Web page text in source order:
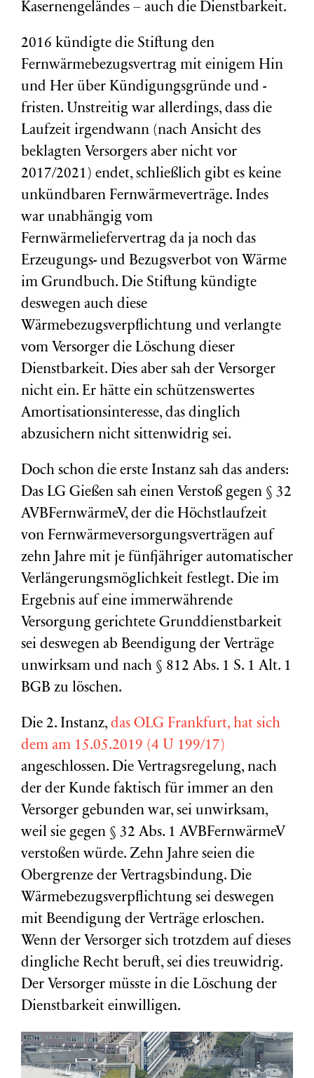
Kasernengeländes – auch die Dienstbarkeit.
2016 kündigte die Stiftung den
Fernwärmebezugsvertrag mit einigem Hin
und Her über Kündigungsgründe und -
fristen. Unstreitig war allerdings, dass die
Laufzeit irgendwann (nach Ansicht des
beklagten Versorgers aber nicht vor
2017/2021) endet, schließlich gibt es keine
unkündbaren Fernwärmeverträge. Indes
war unabhängig vom
Fernwärmeliefervertrag da ja noch das
Erzeugungs- und Bezugsverbot von Wärme
im Grundbuch. Die Stiftung kündigte
deswegen auch diese
Wärmebezugsverpflichtung und verlangte
vom Versorger die Löschung dieser
Dienstbarkeit. Dies aber sah der Versorger
nicht ein. Er hätte ein schützenswertes
Amortisationsinteresse, das dinglich
abzusichern nicht sittenwidrig sei.
Doch schon die erste Instanz sah das anders:
Das LG Gießen sah einen Verstoß gegen § 32
AVBFernwärmeV, der die Höchstlaufzeit
von Fernwärmeversorgungsverträgen auf
zehn Jahre mit je fünfjähriger automatischer
Verlängerungsmöglichkeit festlegt. Die im
Ergebnis auf eine immerwährende
Versorgung gerichtete Grunddienstbarkeit
sei deswegen ab Beendigung der Verträge
unwirksam und nach § 812 Abs. 1 S. 1 Alt. 1
BGB zu löschen.
Die 2. Instanz,das OLG Frankfurt, hat sich
dem am 15.05.2019 (4 U 199/17)
angeschlossen. Die Vertragsregelung, nach
der der Kunde faktisch für immer an den
Versorger gebunden war, sei unwirksam,
weil sie gegen § 32 Abs. 1 AVBFernwärmeV
verstoßen würde. Zehn Jahre seien die
Obergrenze der Vertragsbindung. Die
Wärmebezugsverpflichtung sei deswegen
mit Beendigung der Verträge erloschen.
Wenn der Versorger sich trotzdem auf dieses
dingliche Recht beruft, sei dies treuwidrig.
Der Versorger müsste in die Löschung der
Dienstbarkeit einwilligen.